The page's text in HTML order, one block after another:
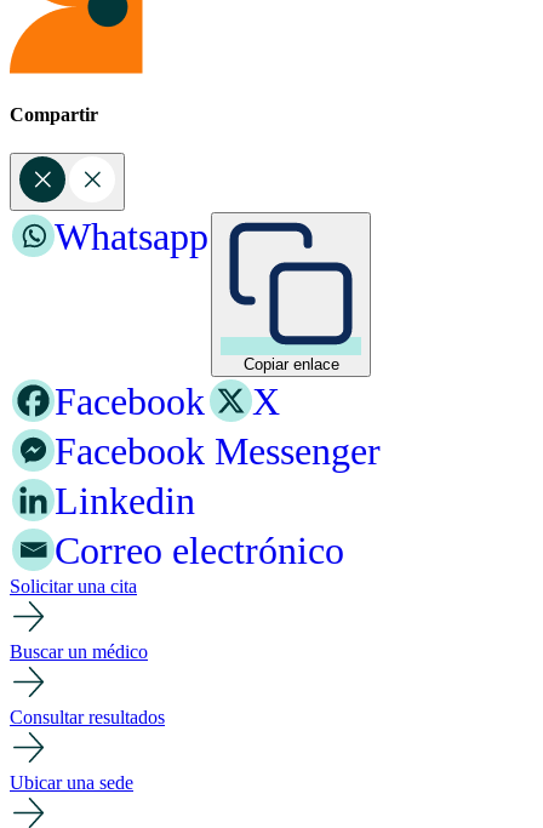
Compartir
Copiar enlace
Whatsapp
Facebook
X
Facebook Messenger
Linkedin
Correo electrónico
Solicitar una cita
Buscar un médico
Consultar resultados
Ubicar una sede